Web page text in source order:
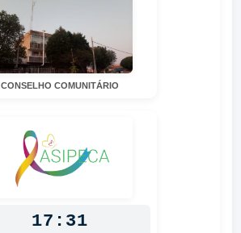
CONSELHO COMUNITÁRIO
17:31